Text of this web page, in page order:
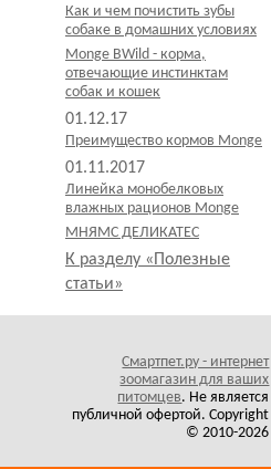
Как и чем почистить зубы
собаке в домашних условиях
Monge BWild - корма,
отвечающие инстинктам
собак и кошек
01.12.17
Преимущество кормов Monge
01.11.2017
Линейка монобелковых
влажных рационов Monge
МНЯМС ДЕЛИКАТЕС
К разделу «Полезные
статьи»
Смартпет.ру - интернет
зоомагазин для ваших
питомцев. Не является
публичной офертой. Copyright
© 2010-2026